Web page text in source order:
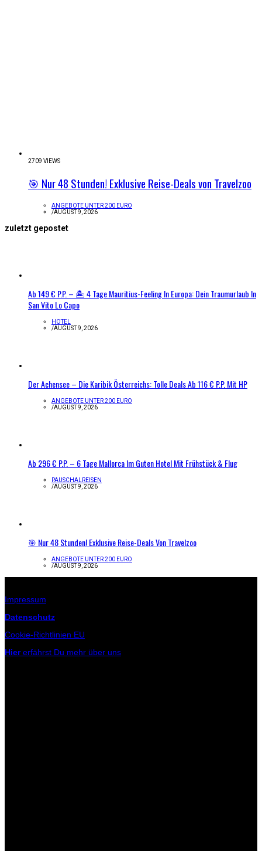
2709 VIEWS
🎯 Nur 48 Stunden! Exklusive Reise-Deals von Travelzoo
ANGEBOTE UNTER 200 EURO
/AUGUST 9, 2026
zuletzt gepostet
Ab 149 € P.P. – 🏝️ 4 Tage Mauritius-Feeling In Europa: Dein Traumurlaub In
San Vito Lo Capo
HOTEL
/AUGUST 9, 2026
Der Achensee – Die Karibik Österreichs: Tolle Deals Ab 116 € P.P. Mit HP
ANGEBOTE UNTER 200 EURO
/AUGUST 9, 2026
Ab 296 € P.P. – 6 Tage Mallorca Im Guten Hotel Mit Frühstück & Flug
PAUSCHALREISEN
/AUGUST 9, 2026
🎯 Nur 48 Stunden! Exklusive Reise-Deals Von Travelzoo
ANGEBOTE UNTER 200 EURO
/AUGUST 9, 2026
Impressum
Datenschutz
Cookie-Richtlinien EU
Hiererfährst Du mehr über uns